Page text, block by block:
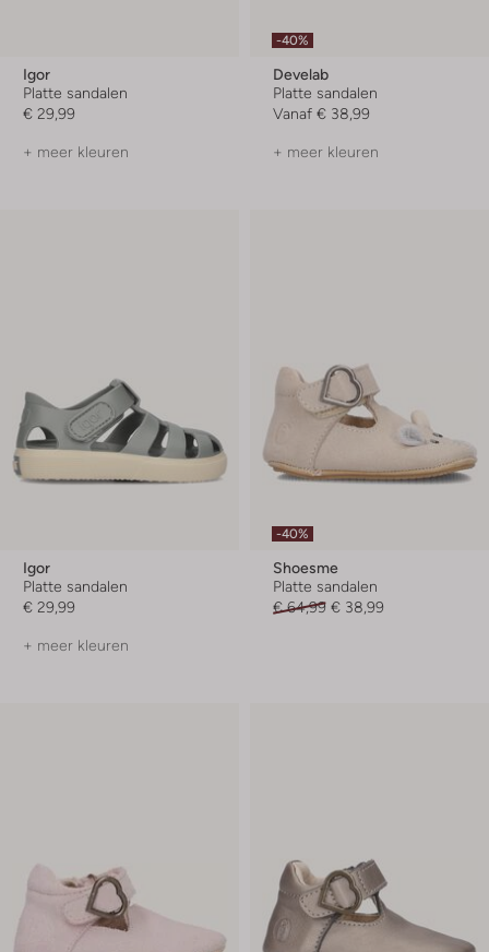
Igor
Platte sandalen
€ 29,99
+ meer kleuren
-40%
Develab
Platte sandalen
Vanaf € 38,99
+ meer kleuren
Igor
Platte sandalen
€ 29,99
+ meer kleuren
-40%
Shoesme
Platte sandalen
€ 64,99 € 38,99